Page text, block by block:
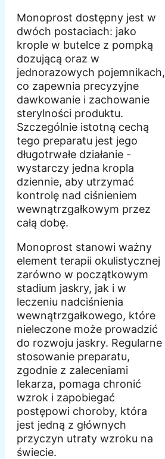
Monoprost dostępny jest w
dwóch postaciach: jako
krople w butelce z pompką
dozującą oraz w
jednorazowych pojemnikach,
co zapewnia precyzyjne
dawkowanie i zachowanie
sterylności produktu.
Szczególnie istotną cechą
tego preparatu jest jego
długotrwałe działanie -
wystarczy jedna kropla
dziennie, aby utrzymać
kontrolę nad ciśnieniem
wewnątrzgałkowym przez
całą dobę.
Monoprost stanowi ważny
element terapii okulistycznej
zarówno w początkowym
stadium jaskry, jak i w
leczeniu nadciśnienia
wewnątrzgałkowego, które
nieleczone może prowadzić
do rozwoju jaskry. Regularne
stosowanie preparatu,
zgodnie z zaleceniami
lekarza, pomaga chronić
wzrok i zapobiegać
postępowi choroby, która
jest jedną z głównych
przyczyn utraty wzroku na
świecie.